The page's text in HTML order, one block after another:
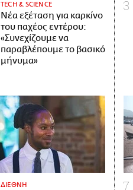
ΤECH & SCIENCE
Νέα εξέταση για καρκίνο
του παχέος εντέρου:
«Συνεχίζουμε να
παραβλέπουμε το βασικό
μήνυμα»
ΔΙΕΘΝΗ